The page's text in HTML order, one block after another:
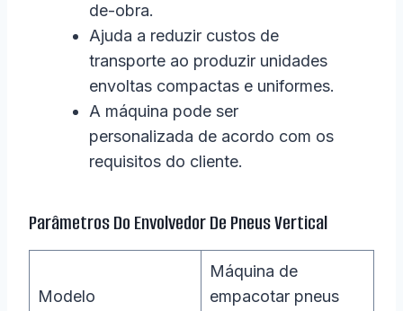
de-obra.
Ajuda a reduzir custos de
transporte ao produzir unidades
envoltas compactas e uniformes.
A máquina pode ser
personalizada de acordo com os
requisitos do cliente.
Parâmetros Do Envolvedor De Pneus Vertical
Modelo
Máquina de
empacotar pneus